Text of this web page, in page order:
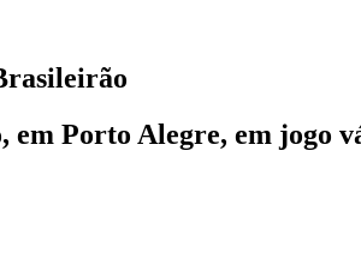
Porto Alegre, em jogo